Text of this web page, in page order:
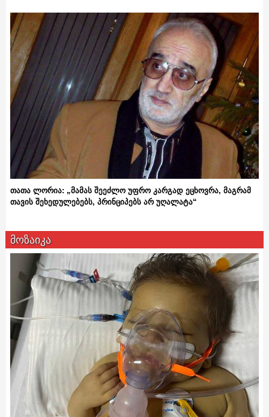
თათა ლორია: „მამას შეეძლო უფრო კარგად ეცხოვრა, მაგრამ
თავის შეხედულებებს, პრინციპებს არ უღალატა“
მოზაიკა